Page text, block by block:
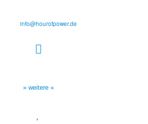
info@hourofpower.de
» weitere «